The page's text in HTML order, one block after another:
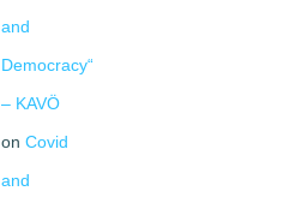
and
Democracy“
– KAVÖ
on Covid
and